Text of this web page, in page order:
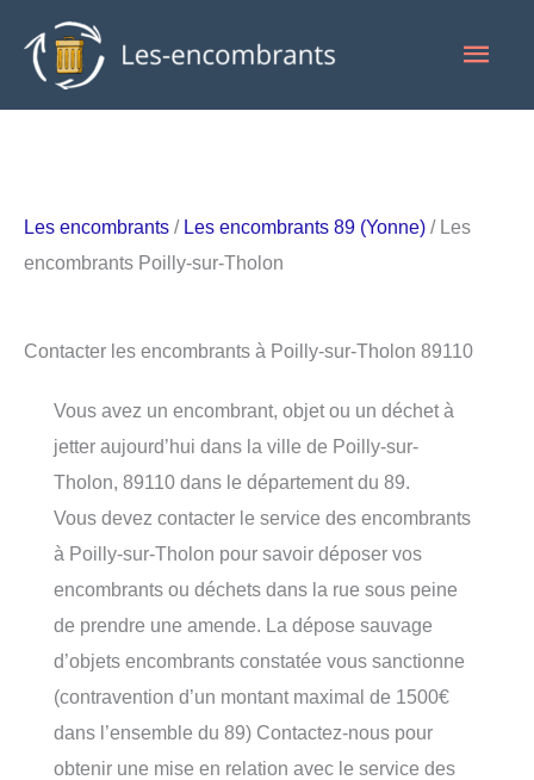
contenu
Les encombrants / Les encombrants 89 (Yonne) / Les
encombrants Poilly-sur-Tholon
Contacter les encombrants à Poilly-sur-Tholon 89110
Vous avez un encombrant, objet ou un déchet à
jetter aujourd’hui dans la ville de Poilly-sur-
Tholon, 89110 dans le département du 89.
Vous devez contacter le service des encombrants
à Poilly-sur-Tholon pour savoir déposer vos
encombrants ou déchets dans la rue sous peine
de prendre une amende. La dépose sauvage
d’objets encombrants constatée vous sanctionne
(contravention d’un montant maximal de 1500€
dans l’ensemble du 89) Contactez-nous pour
obtenir une mise en relation avec le service des